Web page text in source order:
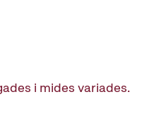
i mides variades.